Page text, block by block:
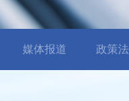
媒体报道 政策